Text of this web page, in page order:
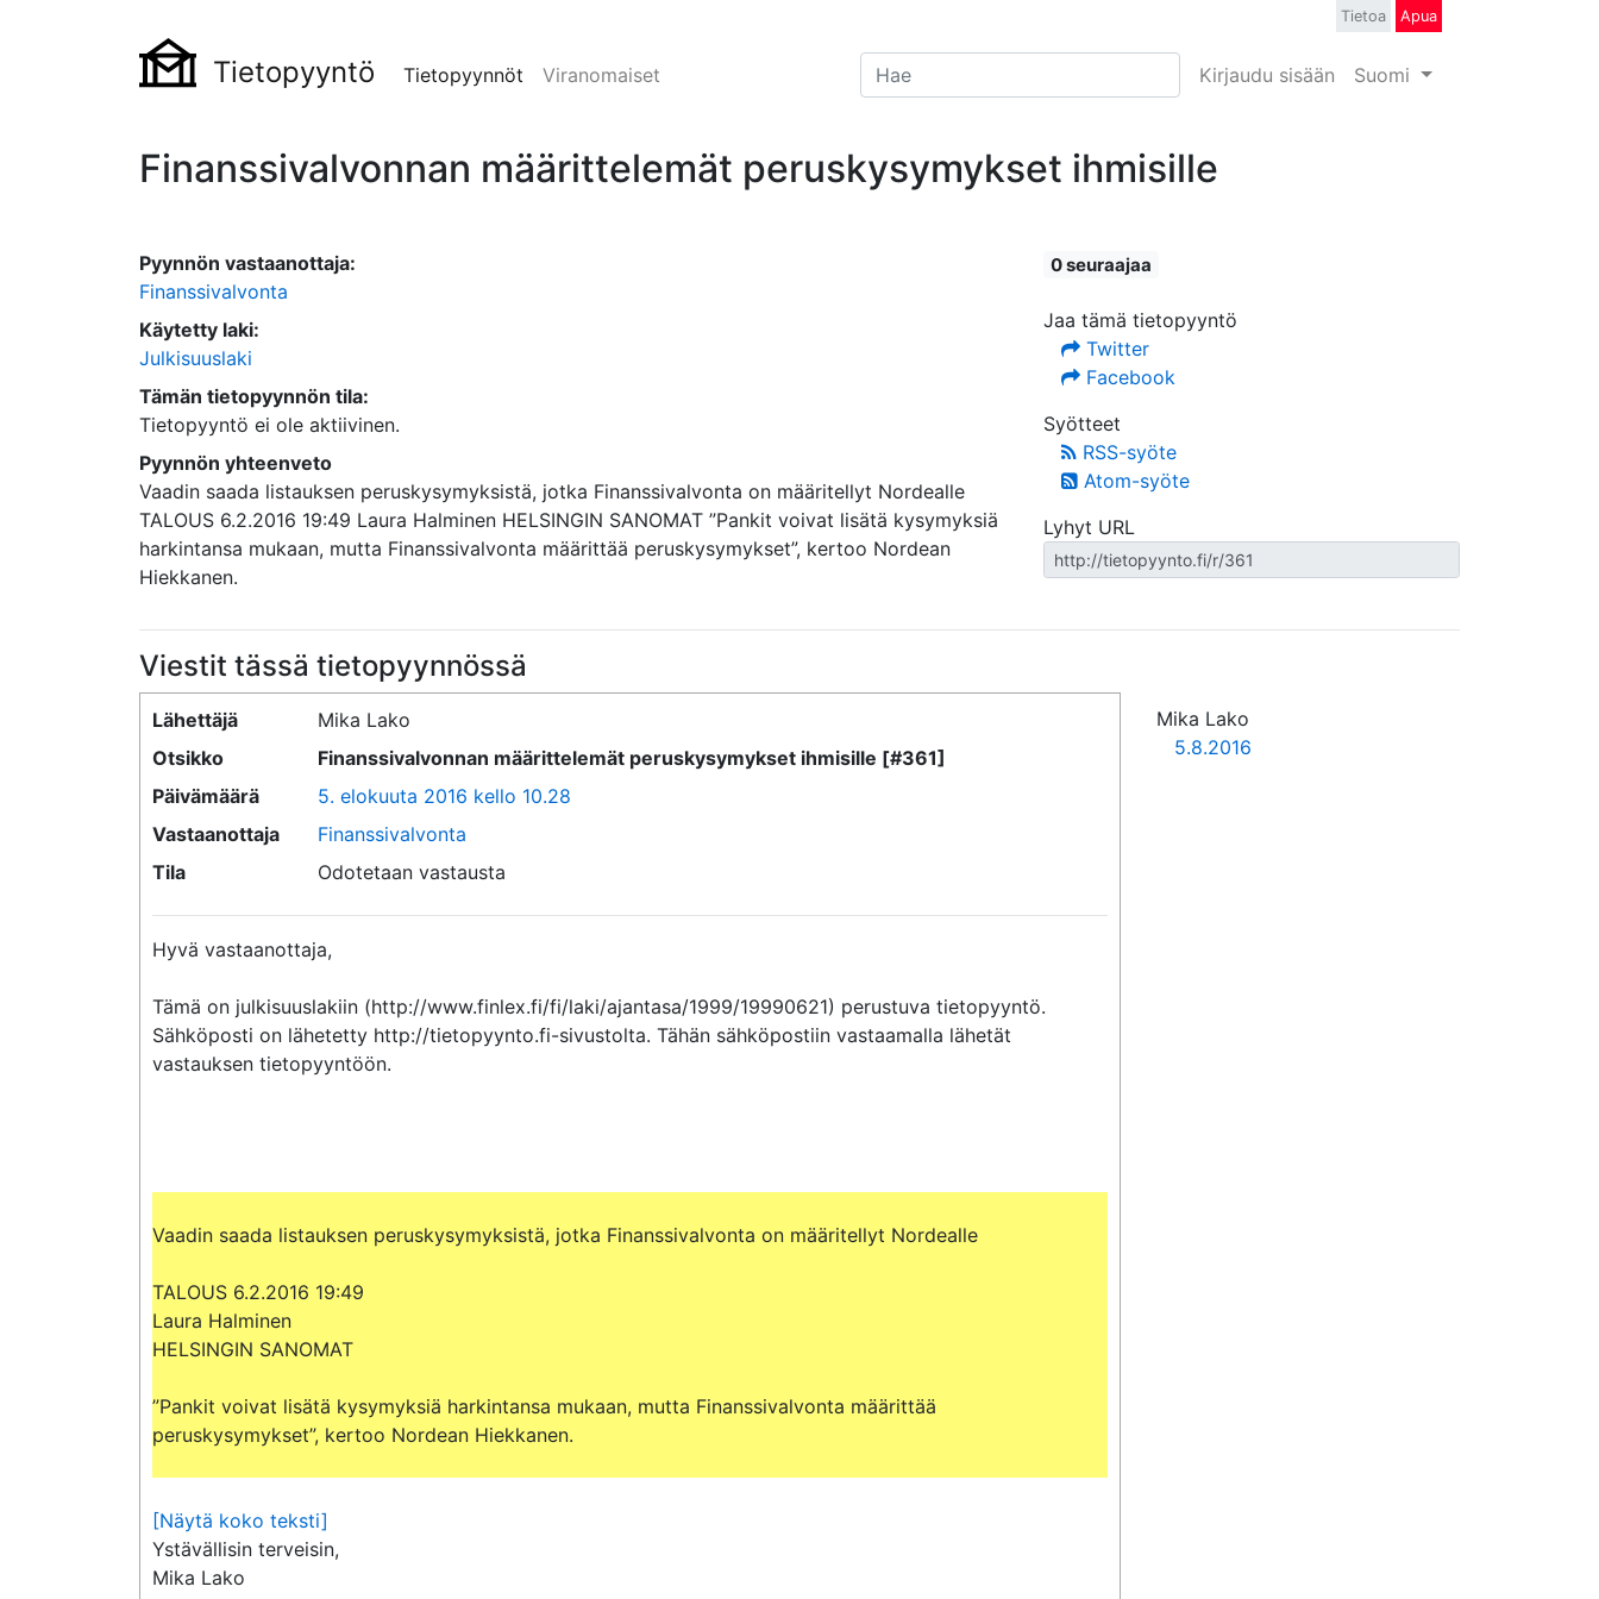
Tietopyyntö Tietopyynnöt Viranomaiset Kirjaudu sisään Suomi
Tietoa Apua
Finanssivalvonnan määrittelemät peruskysymykset ihmisille
Pyynnön vastaanottaja:
Finanssivalvonta
Käytetty laki:
Julkisuuslaki
Tämän tietopyynnön tila:
Tietopyyntö ei ole aktiivinen.
Pyynnön yhteenveto
Vaadin saada listauksen peruskysymyksistä, jotka Finanssivalvonta on määritellyt Nordealle
TALOUS 6.2.2016 19:49 Laura Halminen HELSINGIN SANOMAT ”Pankit voivat lisätä kysymyksiä
harkintansa mukaan, mutta Finanssivalvonta määrittää peruskysymykset”, kertoo Nordean
Hiekkanen.
0 seuraajaa
Jaa tämä tietopyyntö
Twitter
Facebook
Syötteet
RSS-syöte
Atom-syöte
Lyhyt URL
Viestit tässä tietopyynnössä
Mika Lako
5.8.2016
Lähettäjä
Mika Lako
Otsikko
Finanssivalvonnan määrittelemät peruskysymykset ihmisille [#361]
Päivämäärä
5. elokuuta 2016 kello 10.28
Vastaanottaja
Finanssivalvonta
Tila
Odotetaan vastausta
Hyvä vastaanottaja,
Tämä on julkisuuslakiin (http://www.finlex.fi/fi/laki/ajantasa/1999/19990621) perustuva tietopyyntö.
Sähköposti on lähetetty http://tietopyynto.fi-sivustolta. Tähän sähköpostiin vastaamalla lähetät
vastauksen tietopyyntöön.
Vaadin saada listauksen peruskysymyksistä, jotka Finanssivalvonta on määritellyt Nordealle
TALOUS 6.2.2016 19:49
Laura Halminen
HELSINGIN SANOMAT
”Pankit voivat lisätä kysymyksiä harkintansa mukaan, mutta Finanssivalvonta määrittää
peruskysymykset”, kertoo Nordean Hiekkanen.
[Näytä koko teksti]
Ystävällisin terveisin,
Mika Lako